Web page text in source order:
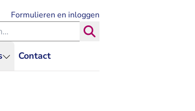
Contact
Formulieren en inloggen
de Rechtspraak